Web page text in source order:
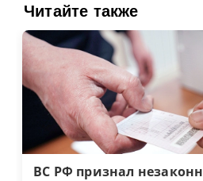
Читайте также
ВС РФ признал